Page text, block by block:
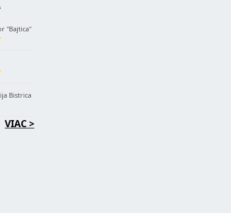
"Bajtica"
Bistrica
VIAC >